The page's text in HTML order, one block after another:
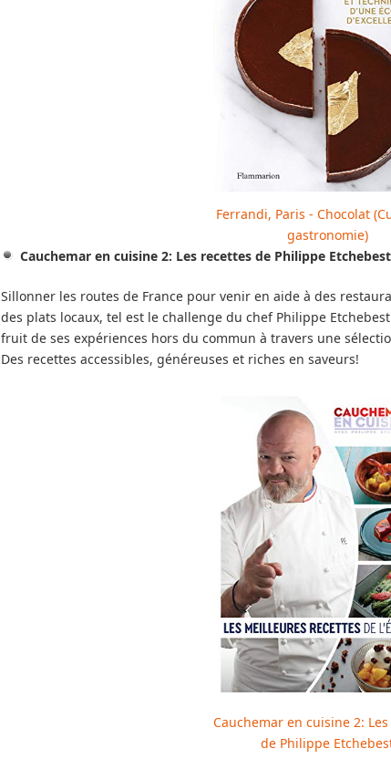
Ferrandi, Paris - Chocolat
gastronomie)
Cauchemar en cuisine 2: Les recettes de Philippe Etchebest
Sillonner les routes de France pour venir en aide à des
des plats locaux, tel est le challenge du chef Philippe
fruit de ses expériences hors du commun à travers une
Des recettes accessibles, généreuses et riches en saveurs!
Cauchemar en cuisine 2:
de Philippe